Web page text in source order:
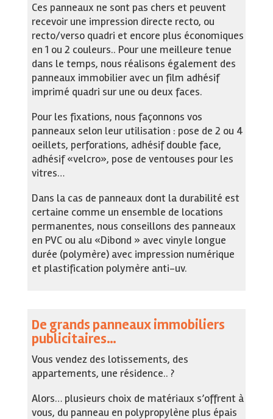
Ces panneaux ne sont pas chers et peuvent
recevoir une impression directe recto, ou
recto/verso quadri et encore plus économiques
en 1 ou 2 couleurs.. Pour une meilleure tenue
dans le temps, nous réalisons également des
panneaux immobilier avec un film adhésif
imprimé quadri sur une ou deux faces.
Pour les fixations, nous façonnons vos
panneaux selon leur utilisation : pose de 2 ou 4
oeillets, perforations, adhésif double face,
adhésif «velcro», pose de ventouses pour les
vitres…
Dans la cas de panneaux dont la durabilité est
certaine comme un ensemble de locations
permanentes, nous conseillons des panneaux
en PVC ou alu «Dibond » avec vinyle longue
durée (polymère) avec impression numérique
et plastification polymère anti-uv.
De grands panneaux immobiliers
publicitaires…
Vous vendez des lotissements, des
appartements, une résidence.. ?
Alors… plusieurs choix de matériaux s’offrent à
vous, du panneau en polypropylène plus épais